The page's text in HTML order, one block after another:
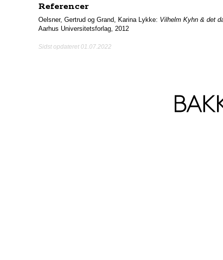
Referencer
Oelsner, Gertrud og Grand, Karina Lykke: Vilhelm Kyhn & det
Aarhus Universitetsforlag, 2012
Sidst opdateret 01.07.2022